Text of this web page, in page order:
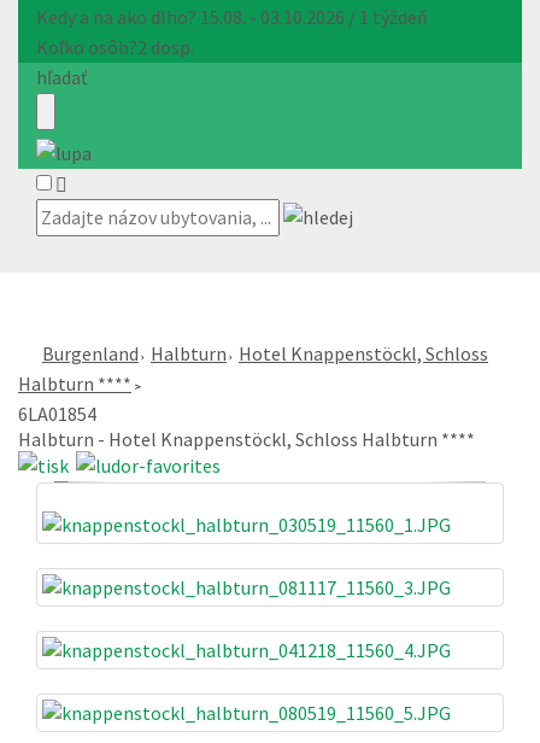
Kedy a na ako dlho? 15.08. - 03.10.2026 / 1 týždeň
Koľko osôb?2 dosp.
hľadať
Burgenland Halbturn Hotel Knappenstöckl, Schloss
Halbturn ****
6LA01854
Halbturn - Hotel Knappenstöckl, Schloss Halbturn ****